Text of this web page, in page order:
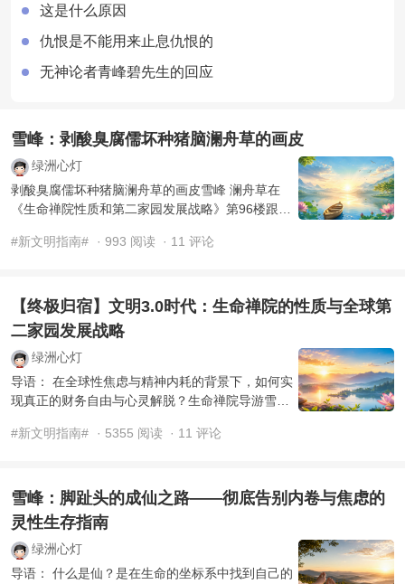
这是什么原因
仇恨是不能用来止息仇恨的
无神论者青峰碧先生的回应
雪峰：剥酸臭腐儒坏种猪脑澜舟草的画皮
绿洲心灯
剥酸臭腐儒坏种猪脑澜舟草的画皮雪峰 澜舟草在
《生命禅院性质和第二家园发展战略》第96楼跟了
质再思** ...
#新文明指南# · 993 阅读 · 11 评论
【终极归宿】文明3.0时代：生命禅院的性质与全球第
二家园发展战略
绿洲心灯
导语： 在全球性焦虑与精神内耗的背景下，如何实
现真正的财务自由与心灵解脱？生命禅院导游雪峰
布了加拿大、美国 ...
#新文明指南# · 5355 阅读 · 11 评论
雪峰：脚趾头的成仙之路——彻底告别内卷与焦虑的
灵性生存指南
绿洲心灯
导语： 什么是仙？是在生命的坐标系中找到自己的